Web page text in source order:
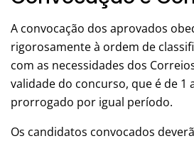
A convocação dos aprovados
rigorosamente à ordem de
com as necessidades dos
validade do concurso, que é de 1
prorrogado por igual período.
Os candidatos convocados